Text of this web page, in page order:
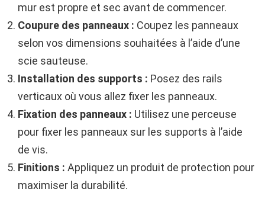
mur est propre et sec avant de commencer.
Coupure des panneaux : Coupez les panneaux
selon vos dimensions souhaitées à l’aide d’une
scie sauteuse.
Installation des supports : Posez des rails
verticaux où vous allez fixer les panneaux.
Fixation des panneaux : Utilisez une perceuse
pour fixer les panneaux sur les supports à l’aide
de vis.
Finitions : Appliquez un produit de protection pour
maximiser la durabilité.